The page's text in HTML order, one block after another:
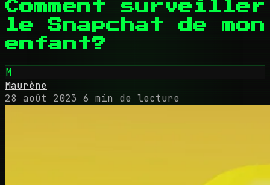
Comment surveiller
le Snapchat de mon
enfant?
M
Maurène
28 août 2023 6 min de lecture